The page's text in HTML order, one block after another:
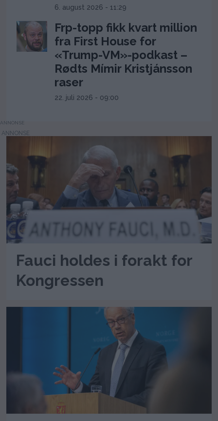
6. august 2026 - 11:29
Frp-topp fikk kvart million
fra First House for
«Trump-VM»-podkast –
Rødts Mímir Kristjánsson
raser
22. juli 2026 - 09:00
ANNONSE
Fauci holdes i forakt for
Kongressen